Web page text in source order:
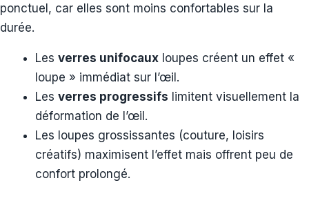
ponctuel, car elles sont moins confortables sur la
durée.
Les verres unifocaux loupes créent un effet «
loupe » immédiat sur l’œil.
Les verres progressifs limitent visuellement la
déformation de l’œil.
Les loupes grossissantes (couture, loisirs
créatifs) maximisent l’effet mais offrent peu de
confort prolongé.